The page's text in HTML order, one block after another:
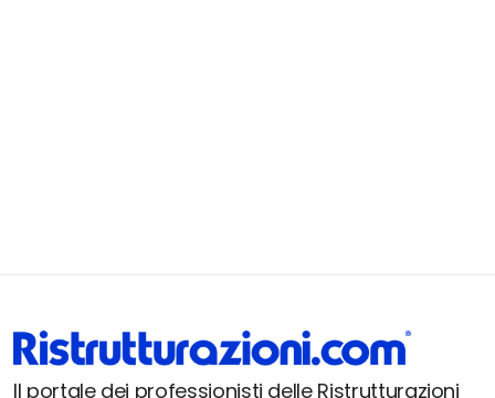
Il portale dei professionisti delle Ristrutturazioni